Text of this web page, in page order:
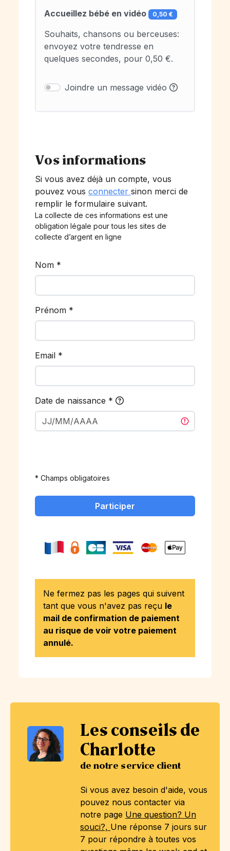
Les conseils de
Charlotte
de notre service client
Si vous avez besoin d'aide, vous
pouvez nous contacter via
notre page Une question? Un
souci?, Une réponse 7 jours sur
7 pour répondre à toutes vos
Accueillez bébé en vidéo 0,50 €
Souhaits, chansons ou berceuses:
envoyez votre tendresse en
quelques secondes, pour 0,50 €.
Joindre un message vidéo
Vos informations
Si vous avez déjà un compte, vous
pouvez vous connecter sinon merci de
remplir le formulaire suivant.
La collecte de ces informations est une
obligation légale pour tous les sites de
collecte d’argent en ligne
Nom *
Prénom *
Email *
Date de naissance *
* Champs obligatoires
Participer
Ne fermez pas les pages qui suivent
tant que vous n'avez pas reçu le
mail de confirmation de paiement
au risque de voir votre paiement
annulé.